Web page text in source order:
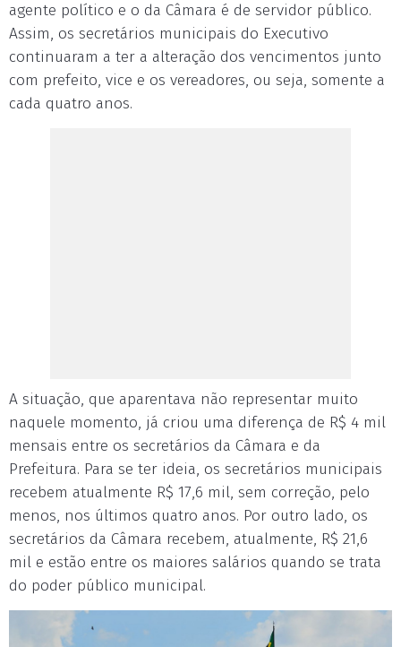
agente político e o da Câmara é de servidor público.
Assim, os secretários municipais do Executivo
continuaram a ter a alteração dos vencimentos junto
com prefeito, vice e os vereadores, ou seja, somente a
cada quatro anos.
A situação, que aparentava não representar muito
naquele momento, já criou uma diferença de R$ 4 mil
mensais entre os secretários da Câmara e da
Prefeitura. Para se ter ideia, os secretários municipais
recebem atualmente R$ 17,6 mil, sem correção, pelo
menos, nos últimos quatro anos. Por outro lado, os
secretários da Câmara recebem, atualmente, R$ 21,6
mil e estão entre os maiores salários quando se trata
do poder público municipal.